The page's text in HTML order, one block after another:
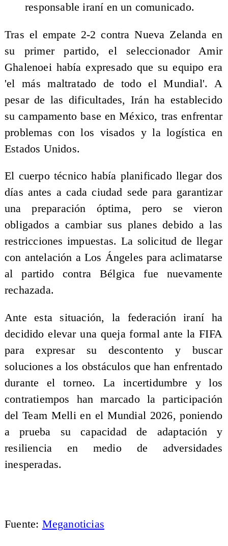
responsable iraní en un comunicado.
Tras el empate 2-2 contra Nueva Zelanda en
su primer partido, el seleccionador Amir
Ghalenoei había expresado que su equipo era
'el más maltratado de todo el Mundial'. A
pesar de las dificultades, Irán ha establecido
su campamento base en México, tras enfrentar
problemas con los visados y la logística en
Estados Unidos.
El cuerpo técnico había planificado llegar dos
días antes a cada ciudad sede para garantizar
una preparación óptima, pero se vieron
obligados a cambiar sus planes debido a las
restricciones impuestas. La solicitud de llegar
con antelación a Los Ángeles para aclimatarse
al partido contra Bélgica fue nuevamente
rechazada.
Ante esta situación, la federación iraní ha
decidido elevar una queja formal ante la FIFA
para expresar su descontento y buscar
soluciones a los obstáculos que han enfrentado
durante el torneo. La incertidumbre y los
contratiempos han marcado la participación
del Team Melli en el Mundial 2026, poniendo
a prueba su capacidad de adaptación y
resiliencia en medio de adversidades
inesperadas.
Fuente: Meganoticias